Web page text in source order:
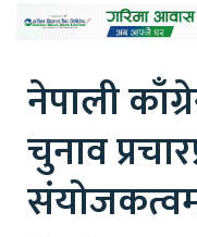
नेपाली
चुनाव